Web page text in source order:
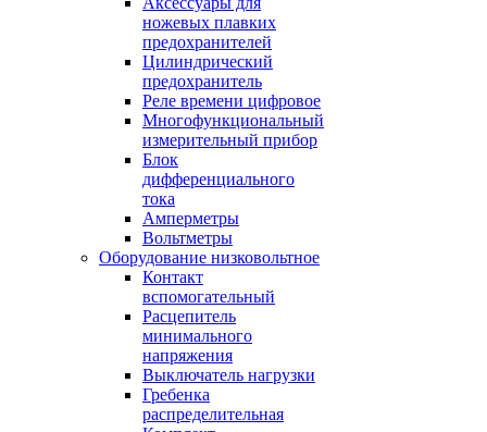
ножевых плавких
предохранителей
Цилиндрический
предохранитель
Реле времени цифровое
Многофункциональный
измерительный прибор
Блок
дифференциального
тока
Амперметры
Вольтметры
Оборудование низковольтное
Контакт
вспомогательный
Расцепитель
минимального
напряжения
Выключатель нагрузки
Гребенка
распределительная